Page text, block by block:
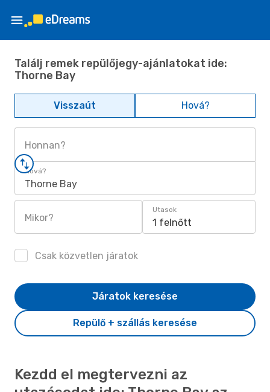
Találj remek repülőjegy-ajánlatokat ide:
Thorne Bay
Visszaút Hová?
Honnan?
Hová?
Thorne Bay
Mikor?
Utasok
1 felnőtt
Csak közvetlen járatok
Repülő + szállás keresése
Járatok keresése
Kezdd el megtervezni az